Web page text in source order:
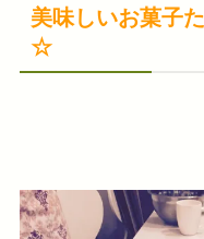
美味しいお菓子
☆